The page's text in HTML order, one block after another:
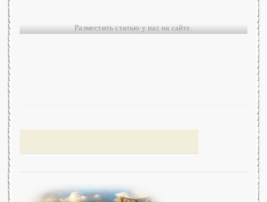
Разместить статью у нас на сайте.